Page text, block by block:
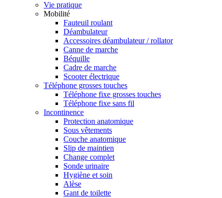
Vie pratique
Mobilité
Fauteuil roulant
Déambulateur
Accessoires déambulateur / rollator
Canne de marche
Béquille
Cadre de marche
Scooter électrique
Téléphone grosses touches
Téléphone fixe grosses touches
Téléphone fixe sans fil
Incontinence
Protection anatomique
Sous vêtements
Couche anatomique
Slip de maintien
Change complet
Sonde urinaire
Hygiène et soin
Alèse
Gant de toilette